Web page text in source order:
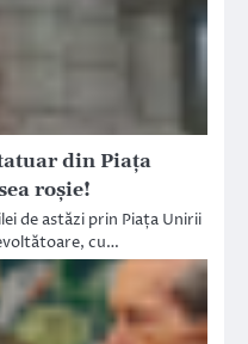
din Piața
roșie!
de astăzi prin Piața Unirii
cu…